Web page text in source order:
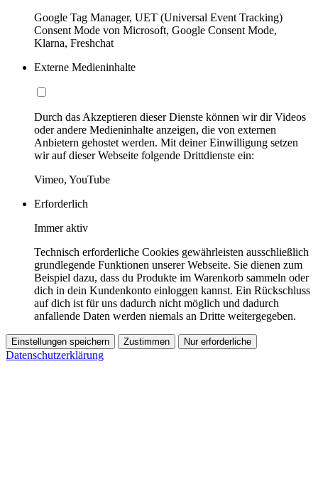
Google Tag Manager, UET (Universal Event Tracking)
Consent Mode von Microsoft, Google Consent Mode,
Klarna, Freshchat
Externe Medieninhalte
Durch das Akzeptieren dieser Dienste können wir dir Videos
oder andere Medieninhalte anzeigen, die von externen
Anbietern gehostet werden. Mit deiner Einwilligung setzen
wir auf dieser Webseite folgende Drittdienste ein:
Vimeo, YouTube
Erforderlich
Immer aktiv
Technisch erforderliche Cookies gewährleisten ausschließlich
grundlegende Funktionen unserer Webseite. Sie dienen zum
Beispiel dazu, dass du Produkte im Warenkorb sammeln oder
dich in dein Kundenkonto einloggen kannst. Ein Rückschluss
auf dich ist für uns dadurch nicht möglich und dadurch
anfallende Daten werden niemals an Dritte weitergegeben.
Einstellungen speichern Zustimmen Nur erforderliche
Datenschutzerklärung